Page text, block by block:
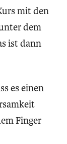
mit den
dem
ist dann
es einen
Finger